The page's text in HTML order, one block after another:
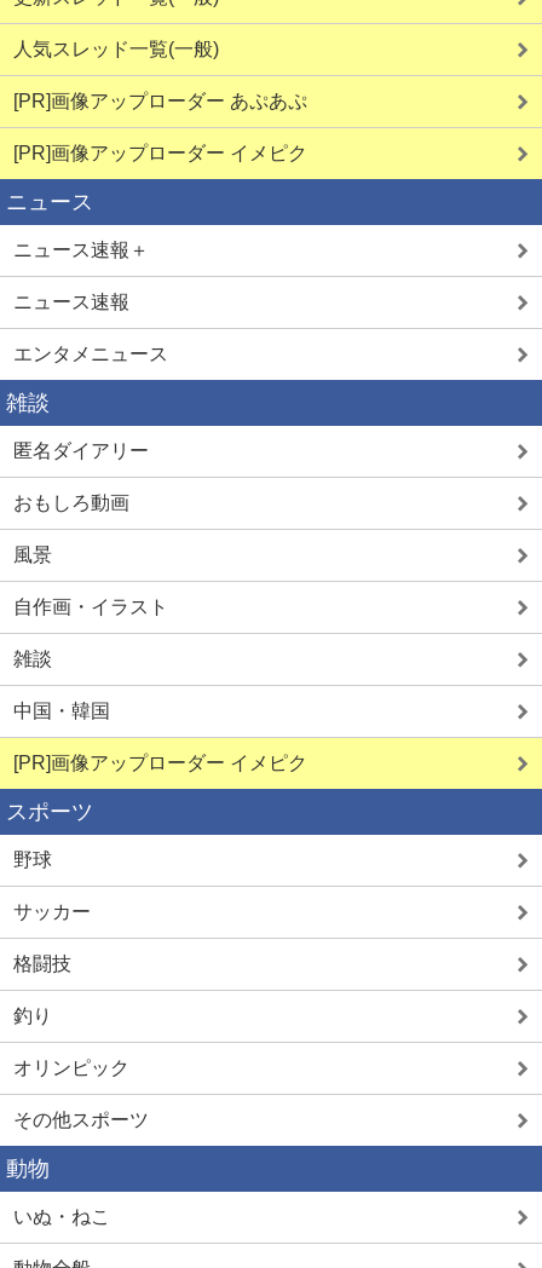
人気スレッド一覧(一般)
[PR]画像アップローダー あぷあぷ
[PR]画像アップローダー イメピク
ニュース
ニュース速報＋
ニュース速報
エンタメニュース
雑談
匿名ダイアリー
おもしろ動画
風景
自作画・イラスト
雑談
中国・韓国
[PR]画像アップローダー イメピク
スポーツ
野球
サッカー
格闘技
釣り
オリンピック
その他スポーツ
動物
いぬ・ねこ